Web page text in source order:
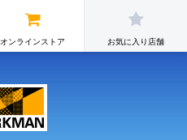
オンラインストア お気に入り店舗